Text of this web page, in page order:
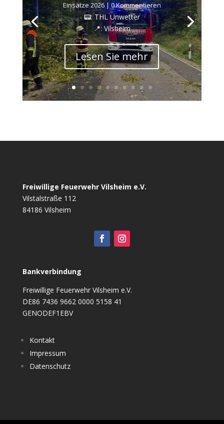
Einsätze 2026| 0 Kommentieren
📟: THL Unwetter
📍: Vilsheim
Lesen Sie mehr
Freiwillige Feuerwehr Vilsheim e.V.
Vilstalstraße 112
84186 Vilsheim
Bankverbindung
Freiwillige Feuerwehr Vilsheim e.V.
DE86 7436 9662 0000 5158 41
GENODEF1EBV
Kontakt
Impressum
Datenschutz